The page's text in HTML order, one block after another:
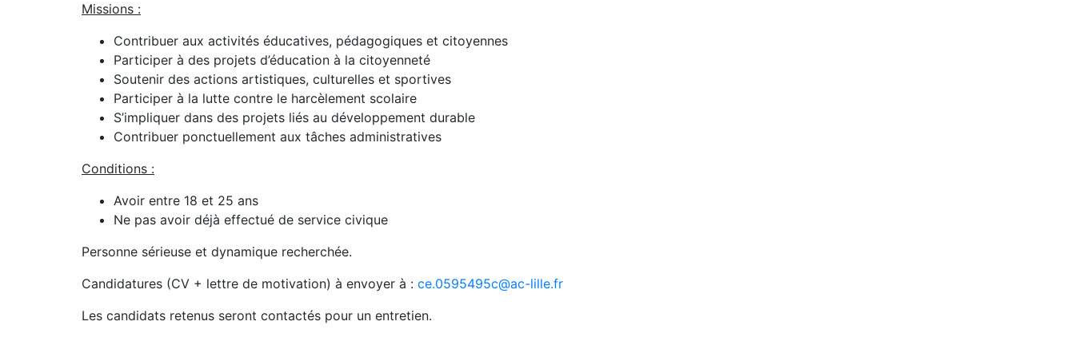
Missions :
Contribuer aux activités éducatives, pédagogiques et citoyennes
Participer à des projets d’éducation à la citoyenneté
Soutenir des actions artistiques, culturelles et sportives
Participer à la lutte contre le harcèlement scolaire
S’impliquer dans des projets liés au développement durable
Contribuer ponctuellement aux tâches administratives
Conditions :
Avoir entre 18 et 25 ans
Ne pas avoir déjà effectué de service civique
Personne sérieuse et dynamique recherchée.
Candidatures (CV + lettre de motivation) à envoyer à : ce.0595495c@ac-lille.fr
Les candidats retenus seront contactés pour un entretien.